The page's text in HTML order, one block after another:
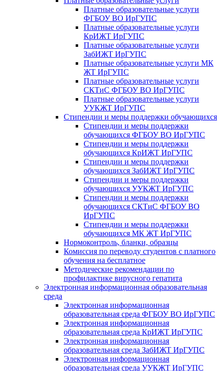
Платные образовательные услуги
ФГБОУ ВО ИрГУПС
Платные образовательные услуги
КрИЖТ ИрГУПС
Платные образовательные услуги
ЗабИЖТ ИрГУПС
Платные образовательные услуги МК
ЖТ ИрГУПС
Платные образовательные услуги
СКТиС ФГБОУ ВО ИрГУПС
Платные образовательные услуги
УУКЖТ ИрГУПС
Стипендии и меры поддержки обучающихся
Стипендии и меры поддержки
обучающихся ФГБОУ ВО ИрГУПС
Стипендии и меры поддержки
обучающихся КрИЖТ ИрГУПС
Стипендии и меры поддержки
обучающихся ЗабИЖТ ИрГУПС
Стипендии и меры поддержки
обучающихся УУКЖТ ИрГУПС
Стипендии и меры поддержки
обучающихся СКТиС ФГБОУ ВО
ИрГУПС
Стипендии и меры поддержки
обучающихся МК ЖТ ИрГУПС
Нормоконтроль, бланки, образцы
Комиссия по переводу студентов с платного
обучения на бесплатное
Методические рекомендации по
профилактике вирусного гепатита
Электронная информационная образовательная
среда
Электронная информационная
образовательная среда ФГБОУ ВО ИрГУПС
Электронная информационная
образовательная среда КрИЖТ ИрГУПС
Электронная информационная
образовательная среда ЗабИЖТ ИрГУПС
Электронная информационная
образовательная среда УУКЖТ ИрГУПС